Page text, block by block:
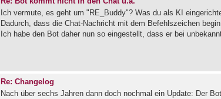
Ich vermute, es geht um "RE_Buddy"? Was du als KI
Dadurch, dass die Chat-Nachricht mit dem Befehlszeichen
Ich habe den Bot daher nun so eingestellt, dass er bei
Re: Changelog
Nach über sechs Jahren dann doch nochmal ein Update: Der